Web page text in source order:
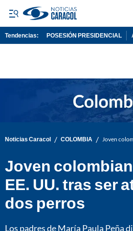
Tendencias: POSESIÓN PRESIDENCIAL
Noticias Caracol / COLOMBIA / Joven
Joven
EE. UU. tras ser
dos perros
Los padres de María Paula Peña